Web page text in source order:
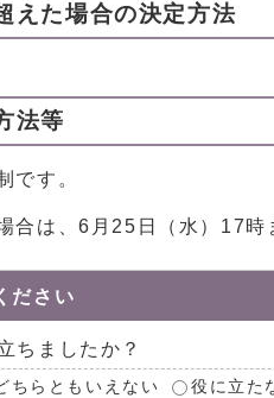
えた場合の決定方法
法等
です。
合は、6月25日（水）17時
ださい
ちましたか？
ちらともいえない 役に立た